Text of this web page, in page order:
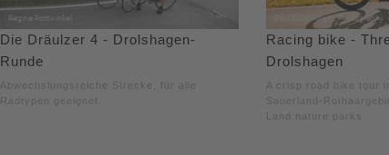
Die Dräulzer 4 - Drolshagen-
Runde
Abwechslungsreiche Strecke, für alle
Radtypen geeignet.
Racing bike -
Drolshagen
A crisp road bike tour
Sauerland-
Land nature parks